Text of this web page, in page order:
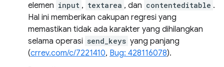
elemen input , textarea , dan contenteditable .
Hal ini memberikan cakupan regresi yang
memastikan tidak ada karakter yang dihilangkan
selama operasi send_keys yang panjang
(crrev.com/c/7221410, Bug: 428116078).